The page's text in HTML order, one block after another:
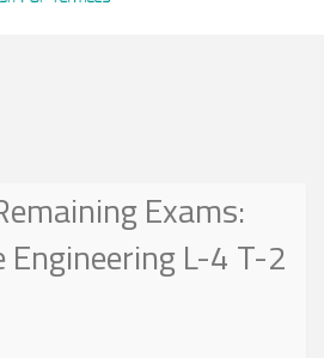
Exams:
Engineering L-4 T-2